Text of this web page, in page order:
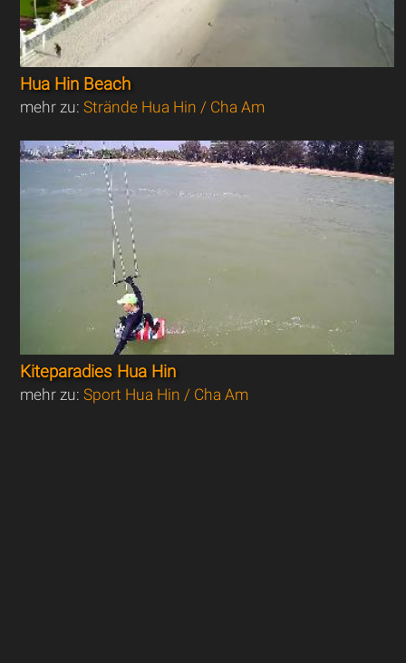
Hua Hin Beach
mehr zu:Strände Hua Hin / Cha Am
Kiteparadies Hua Hin
mehr zu:Sport Hua Hin / Cha Am